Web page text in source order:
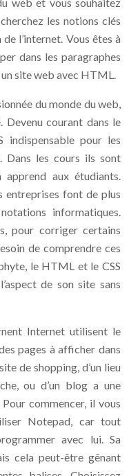
les notions clés
l’internet. Vous êtes à
dans les paragraphes
site web avec HTML.
du monde du web,
Devenu courant dans le
pour les
Dans les cours ils sont
apprend aux étudiants.
entreprises font de plus
informatiques.
pour corriger certains
de comprendre ces
le HTML et le CSS
de son site sans
Internet utilisent le
pages à afficher dans
de shopping, d’un lieu
ou d’un blog a une
commencer, il vous
Notepad, car tout
avec lui. Sa
cela peut-être gênant